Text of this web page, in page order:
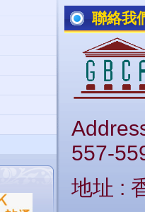
聯絡我
557-
地址 :